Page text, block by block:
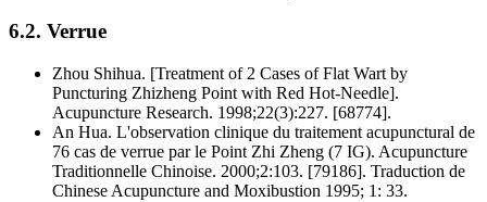
6.2. Verrue
Zhou Shihua. [Treatment of 2 Cases of Flat Wart by
Puncturing Zhizheng Point with Red Hot-Needle].
Acupuncture Research. 1998;22(3):227. [68774].
An Hua. L'observation clinique du traitement acupunctural de
76 cas de verrue par le Point Zhi Zheng (7 IG). Acupuncture
Traditionnelle Chinoise. 2000;2:103. [79186]. Traduction de
Chinese Acupuncture and Moxibustion 1995; 1: 33.